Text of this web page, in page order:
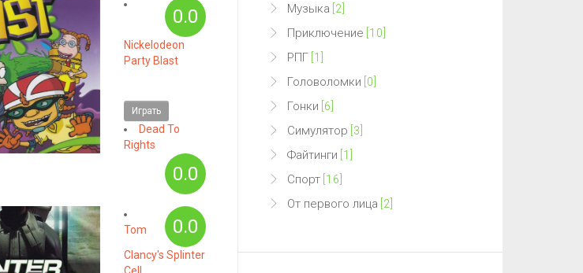
0.0
Nickelodeon
Party Blast
Играть
0.0
Dead To
Rights
0.0
Tom
Clancy's Splinter
Музыка [2]
Приключение [10]
РПГ [1]
Головоломки [0]
Гонки [6]
Симулятор [3]
Файтинги [1]
Спорт [16]
От первого лица [2]